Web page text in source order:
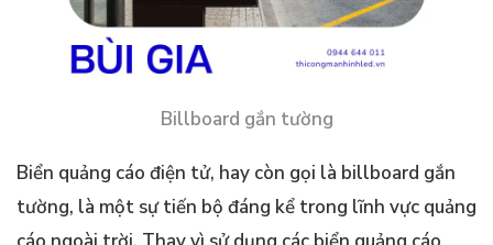
Billboard gắn tường
Biển quảng cáo điện tử, hay còn gọi là billboard gắn
tường, là một sự tiến bộ đáng kể trong lĩnh vực quảng